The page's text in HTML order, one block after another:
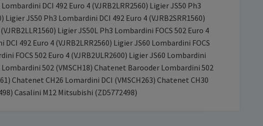
DCI 492 Euro 4 (VJRB2LRR2560) Ligier JS50 Ph3
Ligier JS50 Ph3 Lombardini DCI 492 Euro 4 (VJRB2SRR1560)
Ligier JS50L Ph3 Lombardini FOCS 502 Euro 4
492 Euro 4 (VJRB2LRR2560) Ligier JS60 Lombardini FOCS
FOCS 502 Euro 4 (VJRB2ULR2600) Ligier JS60 Lombardini
502 (VMSCH18) Chatenet Barooder Lombardini 502
Chatenet CH26 Lomardini DCI (VMSCH263) Chatenet CH30
Casalini M12 Mitsubishi (ZD5772498)